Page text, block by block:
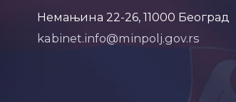
Немањина 22-26, 11000 Београд
kabinet.info@minpolj.gov.rs